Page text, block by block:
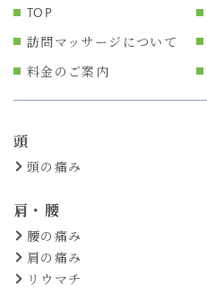
TOP
訪問マッサージについて
料金のご案内
頭
頭の痛み
肩・腰
腰の痛み
肩の痛み
リウマチ